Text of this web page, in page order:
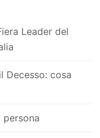
Leader del
Decesso: cosa
persona